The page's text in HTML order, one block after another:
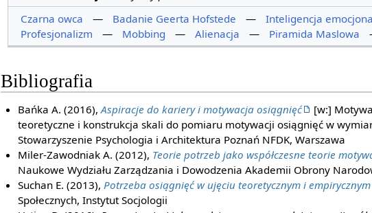
Czarna owca
— Badanie Geerta Hofstede — Inteligencja
Profesjonalizm
— Mobbing — Alienacja — Piramida Maslowa
Bibliografia
Bańka A. (2016),Aspiracje do kariery i motywacja osiągnięć
[w:]
teoretyczne i konstrukcja skali do pomiaru motywacji osiągnięć w
Stowarzyszenie Psychologia i Architektura Poznań NFDK, Warszawa
Miler-Zawodniak A. (2012), Teorie potrzeb jako współczesne teorie
Naukowe Wydziału Zarządzania i Dowodzenia Akademii Obrony
Suchan E. (2013), Potrzeba osiągnięć w ujęciu teoretycznym i empirycznym
Społecznych, Instytut Socjologii